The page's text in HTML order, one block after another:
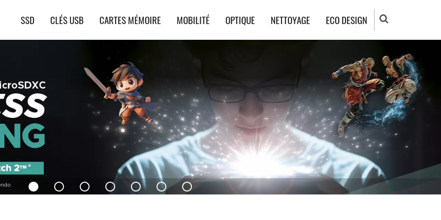
Navigation
principale
SSD CLÉS USB CARTES MÉMOIRE MOBILITÉ OPTIQUE NETTOYAGE ECO DESIGN